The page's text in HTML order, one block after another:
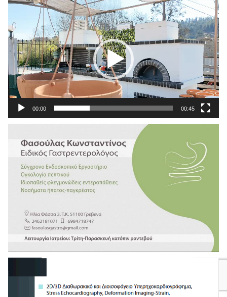
Πρόγραμμα
Αναπαραγωγής
Βίντεο
00:00 00:45